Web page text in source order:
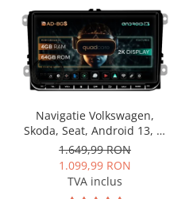
Navigatie Volkswagen,
Skoda, Seat, Android 13, S-
Quadcore / 4GB RAM +
64GB ROM, 9 Inch - AD-
BGSW94L
1.649,99 RON
1.099,99 RON
TVA inclus